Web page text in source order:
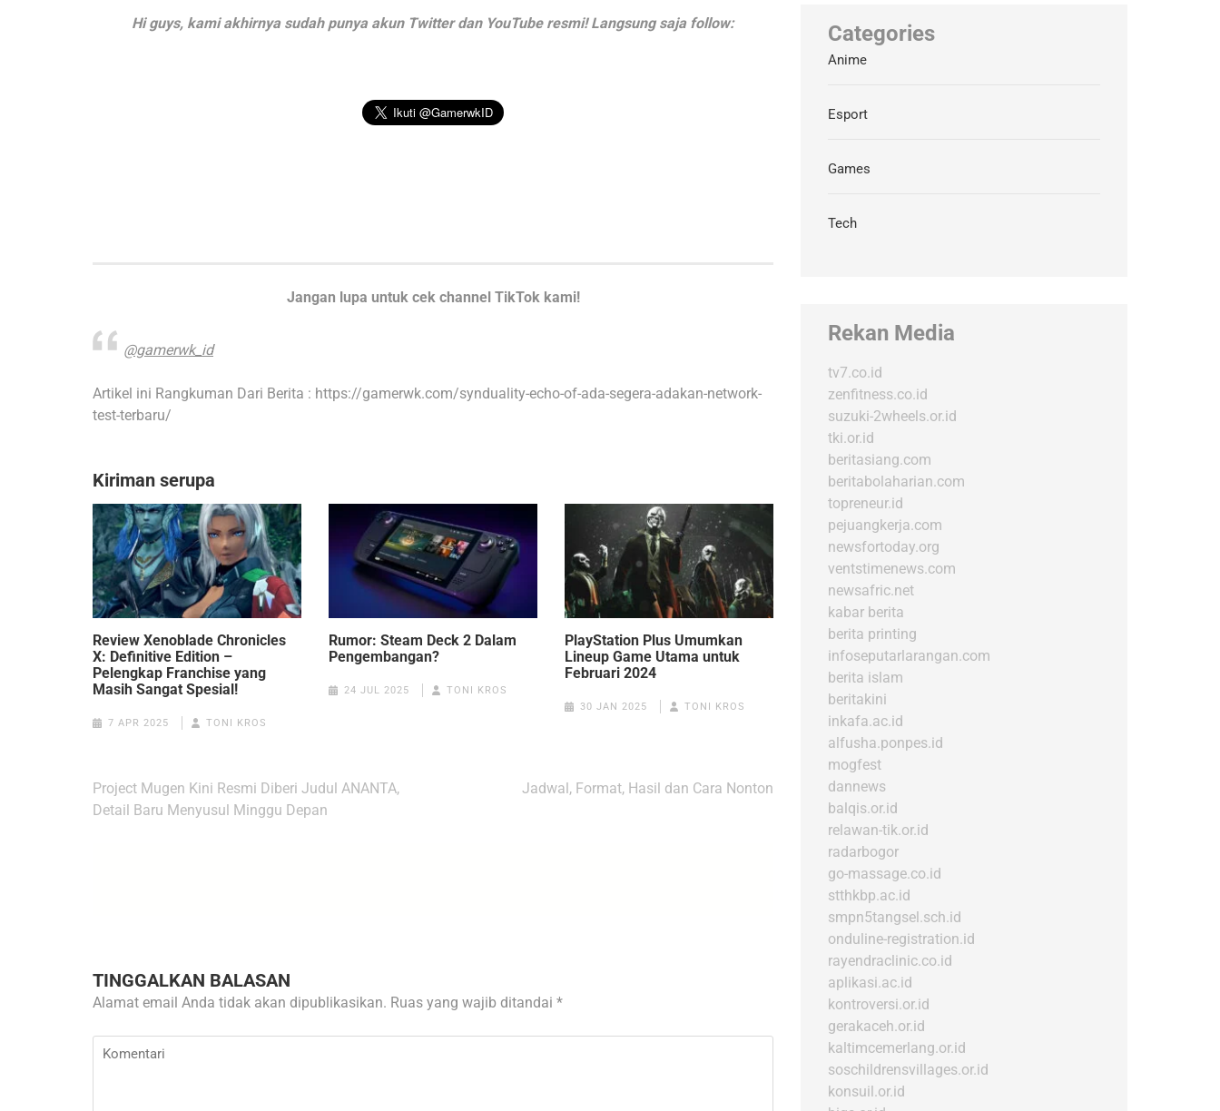
Hi guys, kami akhirnya sudah punya akun Twitter dan YouTube resmi! Langsung saja follow:
Jangan lupa untuk cek channel TikTok kami!
@gamerwk_id
Artikel ini Rangkuman Dari Berita : https://gamerwk.com/synduality-echo-of-ada-segera-adakan-network-
test-terbaru/
Kiriman serupa
Review Xenoblade Chronicles
X: Definitive Edition –
Pelengkap Franchise yang
Masih Sangat Spesial!
7 APR 2025 TONI KROS
Rumor: Steam Deck 2 Dalam
Pengembangan?
24 JUL 2025 TONI KROS
PlayStation Plus Umumkan
Lineup Game Utama untuk
Februari 2024
30 JAN 2025 TONI KROS
Navigasi
pos
Project Mugen Kini Resmi Diberi Judul ANANTA,
Detail Baru Menyusul Minggu Depan
Jadwal, Format, Hasil dan Cara Nonton
TINGGALKAN BALASAN
Alamat email Anda tidak akan dipublikasikan. Ruas yang wajib ditandai *
Komentari
Categories
Anime
Esport
Games
Tech
Rekan Media
tv7.co.id
zenfitness.co.id
suzuki-2wheels.or.id
tki.or.id
beritasiang.com
beritabolaharian.com
topreneur.id
pejuangkerja.com
newsfortoday.org
ventstimenews.com
newsafric.net
kabar berita
berita printing
infoseputarlarangan.com
berita islam
beritakini
inkafa.ac.id
alfusha.ponpes.id
mogfest
dannews
balqis.or.id
relawan-tik.or.id
radarbogor
go-massage.co.id
stthkbp.ac.id
smpn5tangsel.sch.id
onduline-registration.id
rayendraclinic.co.id
aplikasi.ac.id
kontroversi.or.id
gerakaceh.or.id
kaltimcemerlang.or.id
soschildrensvillages.or.id
konsuil.or.id